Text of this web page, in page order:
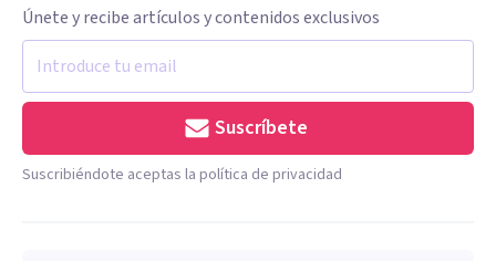
Únete y recibe artículos y contenidos exclusivos
Suscríbete
Suscribiéndote aceptas la política de privacidad